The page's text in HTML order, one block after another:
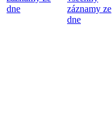
dne
záznamy ze
dne